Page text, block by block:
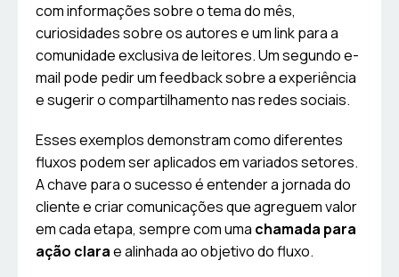
com informações sobre o tema do mês,
curiosidades sobre os autores e um link para a
comunidade exclusiva de leitores. Um segundo e-
mail pode pedir um feedback sobre a experiência
e sugerir o compartilhamento nas redes sociais.
Esses exemplos demonstram como diferentes
fluxos podem ser aplicados em variados setores.
A chave para o sucesso é entender a jornada do
cliente e criar comunicações que agreguem valor
em cada etapa, sempre com uma chamada para
ação clarae alinhada ao objetivo do fluxo.